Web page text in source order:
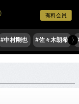
有料会員
#中村剛也 #佐々木朗希 〉